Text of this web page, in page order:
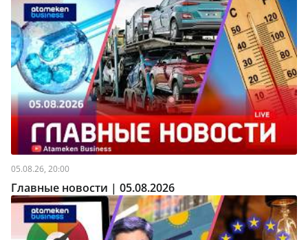
05.08.26, 20:00
Главные новости | 05.08.2026